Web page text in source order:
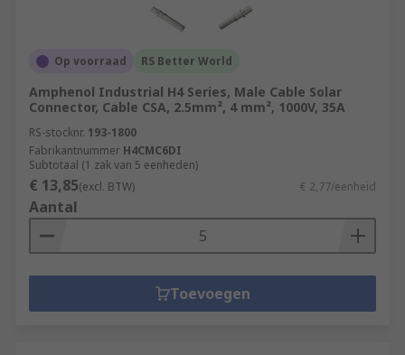
Op voorraad RS Better World
Amphenol Industrial H4 Series, Male Cable Solar
Connector, Cable CSA, 2.5mm², 4 mm², 1000V, 35A
RS-stocknr. 193-1800
Fabrikantnummer H4CMC6DI
Subtotaal (1 zak van 5 eenheden)
€ 13,85(excl. BTW) € 2,77/eenheid
Aantal
Toevoegen